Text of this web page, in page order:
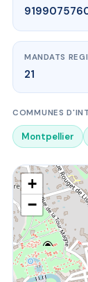
MANDATS
21
COMMUNES
Montpellier
+
−